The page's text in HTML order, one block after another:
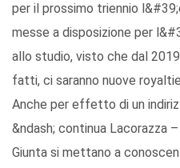
per il prossimo triennio
messe a disposizione per
allo studio, visto che dal
fatti, ci saranno nuove
Anche per effetto di un
&ndash; continua Lacorazza
Giunta si mettano a